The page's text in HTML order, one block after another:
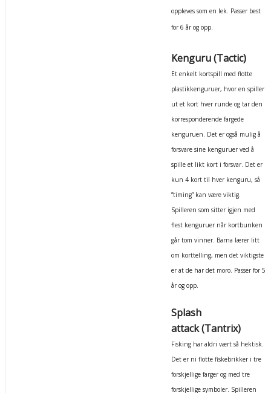
oppleves som en lek. Passer best
for 6 år og opp.
Kenguru (Tactic)
Et enkelt kortspill med flotte
plastikkenguruer, hvor en spiller
ut et kort hver runde og tar den
korresponderende fargede
kenguruen. Det er også mulig å
forsvare sine kenguruer ved å
spille et likt kort i forsvar. Det er
kun 4 kort til hver kenguru, så
”timing” kan være viktig.
Spilleren som sitter igjen med
flest kenguruer når kortbunken
går tom vinner. Barna lærer litt
om korttelling, men det viktigste
er at de har det moro. Passer for 5
år og opp.
Splash
attack (Tantrix)
Fisking har aldri vært så hektisk.
Det er ni flotte fiskebrikker i tre
forskjellige farger og med tre
forskjellige symboler. Spilleren